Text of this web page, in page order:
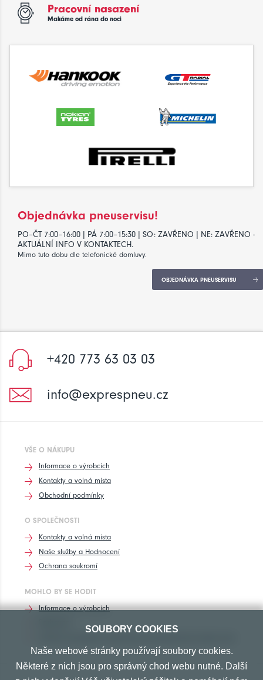
Pracovní nasazení
Makáme od rána do noci
Objednávka pneuservisu!
PO–ČT 7:00–16:00 | PÁ 7:00–15:30 | SO: ZAVŘENO | NE: ZAVŘENO -
AKTUÁLNÍ INFO V KONTAKTECH.
Mimo tuto dobu dle telefonické domluvy.
OBJEDNÁVKA PNEUSERVISU
+420 773 63 03 03
info@exprespneu.cz
VŠE O NÁKUPU
Informace o výrobcích
Kontakty a volná místa
Obchodní podmínky
O SPOLEČNOSTI
Kontakty a volná místa
Naše služby a Hodnocení
Ochrana soukromí
MOHLO BY SE HODIT
Informace o výrobcích
SOUBORY COOKIES
Naše webové stránky používají soubory cookies.
Některé z nich jsou pro správný chod webu nutné. Další